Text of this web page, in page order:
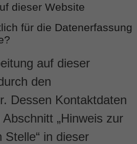
dieser Website
für die Datenerfassung
auf dieser
den
Dessen Kontaktdaten
„Hinweis zur
Stelle“ in dieser